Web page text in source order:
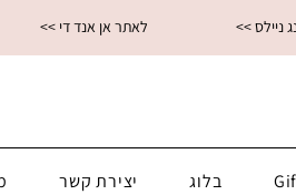
<< לאתר אן אנד די ניילס
בלוג יצירת קשר